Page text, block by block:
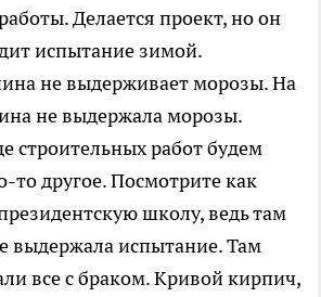
Делается проект, но он
испытание зимой.
не выдерживает морозы. На
не выдержала морозы.
строительных работ будем
то другое. Посмотрите как
школу, ведь там
выдержала испытание. Там
все с браком. Кривой кирпич,